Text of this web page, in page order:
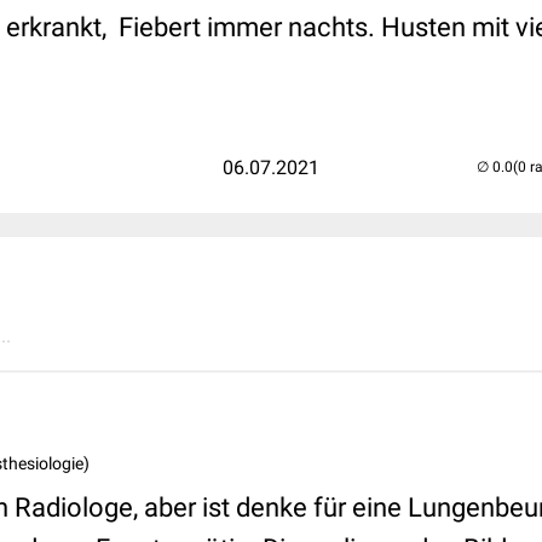
Fiebert immer nachts. Husten mit
06.07.2021 (0
Radiologe, aber ist denke für eine